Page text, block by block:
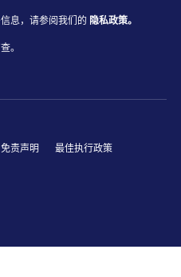
息，请参阅我们的 隐私政策。
。
免责声明 最佳执行政策